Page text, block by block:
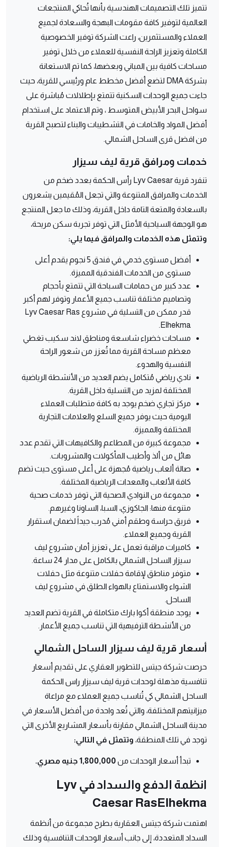
تتميز تلك التصميمات الهندسية بأنها تُحاكي المنتجعات
العالمية لتوفير كافة مقومات البهجة والسعادة لجميع
العملاء والمستثمرين، راعت الشركة توفير الخصوصية
الكاملة وتعزيز الراحة النفسية للعملاء من خلال توفير
مساحات كافية بين المباني وبعضها، كما تم الاستعانة
بشركة DMA لتضع أفضل مخطط عام ورئيسي للقرية، حيث
جاءت جميع الوحدات السكنية تتمتع بإطلالات مُباشرة على
سواحل البحر الأبيض المتوسط ، وتم الاعتماد على استخدام
أفضل المواد والخامات في التشطيبات والبناء لتصبح القرية
من افضل قرى الساحل الشمالي.
خدمات ومرافق قرية ليف سيزار
تنفرد قرية Lyv Caesar رأس الحكمة بعدد ضخم من
الخدمات والمرافق المتنوعة والتي تجعل المُقيمين يشعرون
بالسعادة والمتعة التامة داخل القرية، وذلك ما جعل المنتجع
هو الوجهة السياحية الأمثل التي توفر تجربة سكن مريحة،
وتتمثل هذه الخدمات والمرافق فيما يلي:
أفضل مستوى خدمي في فندق 5 نجوم يقدم أعلى
مستوى من الخدمات الفندقية المميزة.
عدد كبير من حمامات السباحة التي تتمتع بأحجام
وتصاميم مختلفة تناسب جميع الأعمار وتوفر لهم أكبر
قدر ممكن من التسلية في مشروع Lyv Caesar Ras
Elhekma.
مساحات خضراء شاسعة ومناطق لاند سكيب تغطي
معظم مساحة القرية مما تُعزز من شعور الراحة
النفسية والهدوء.
نادي رياضي مُتكامل يضم العديد من الأنشطة الرياضية
المختلفة لمزيد من التسلية داخل القرية.
مركز تجاري ضخم يوجد به كافة متطلبات العملاء
اليومية حيث يوفر جميع السلع والعلامات التجارية
المختلفة والمميزة.
مجموعة كبيرة من المطاعم والكافيهات التي تقدم عدد
هائل من ألذ وأطيب المأكولات والمشروبات.
صالة ألعاب رياضية مُجهزة على أعلى مستوى حيث تضم
كافة الألعاب والمعدات الرياضية المختلفة.
مجموعة من النوادي الصحية التي توفر خدمات صحية
متنوعة منها: الجاكوزي، السبا، الساونا وغيرهم.
فريق حراسة وطقم أمني مُدرب جيداً لضمان استقرار
القرية وجميع العملاء.
كاميرات مراقبة تعمل على تعزيز أمان مشروع ليف
سيزار الساحل الشمالي بالكامل على مدار 24 ساعة.
متوفر مناطق لإقامة حفلات متنوعة مثل حفلات
الشواء والاستمتاع بالهواء الطلق في مشروع ليف
الساحل.
يوجد منطقة أكوا بارك متكاملة في القرية تضم العديد
من الأنشطة الترفيهية التي تناسب جميع الأعمار.
أسعار قرية ليف سيزار الساحل الشمالي
حرصت شركة جيتس للتطوير العقاري على تقديم أسعار
تنافسية مذهلة لوحدات قرية ليف سيزار راس الحكمة
الساحل الشمالي كي تُناسب جميع العملاء مع مراعاة
ميزانيتهم المختلفة، والتي تُعد واحدة من أفضل الأسعار في
مدينة الساحل الشمالي مقارنة بأسعار المشاريع الأخرى التي
توجد في تلك المنطقة، وتتمثل في التالي:
تبدأ أسعار الوحدات من 1,800,000 جنيه مصري.
انظمة الدفع والسداد في Lyv
Caesar RasElhekma
اهتمت شركة جيتس العقارية بطرح مجموعة من أنظمة
السداد المتعددة، إلى جانب أسعار الوحدات التنافسية وذلك